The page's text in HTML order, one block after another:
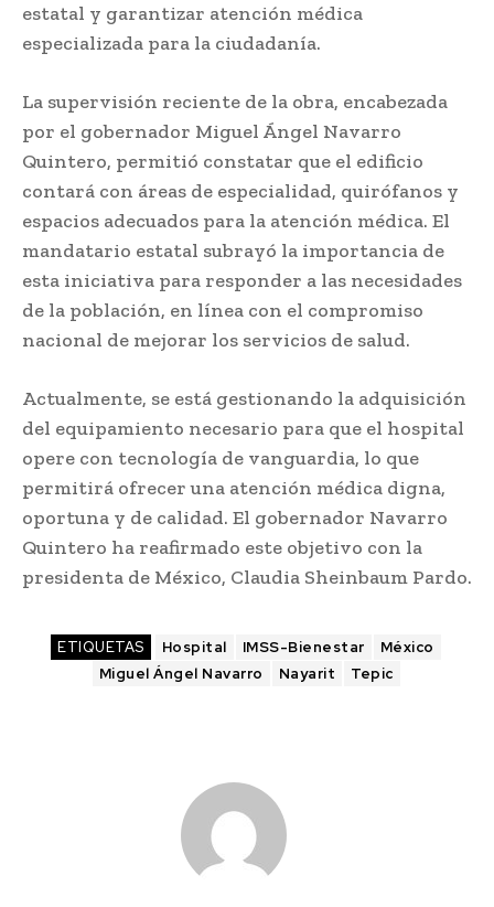
estatal y garantizar atención médica
especializada para la ciudadanía.
La supervisión reciente de la obra, encabezada
por el gobernador Miguel Ángel Navarro
Quintero, permitió constatar que el edificio
contará con áreas de especialidad, quirófanos y
espacios adecuados para la atención médica. El
mandatario estatal subrayó la importancia de
esta iniciativa para responder a las necesidades
de la población, en línea con el compromiso
nacional de mejorar los servicios de salud.
Actualmente, se está gestionando la adquisición
del equipamiento necesario para que el hospital
opere con tecnología de vanguardia, lo que
permitirá ofrecer una atención médica digna,
oportuna y de calidad. El gobernador Navarro
Quintero ha reafirmado este objetivo con la
presidenta de México, Claudia Sheinbaum Pardo.
ETIQUETAS Hospital IMSS-Bienestar
México
Miguel Ángel Navarro
Nayarit Tepic